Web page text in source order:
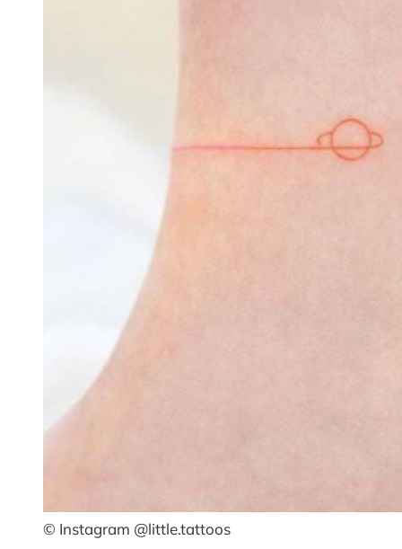
© Instagram @little.tattoos